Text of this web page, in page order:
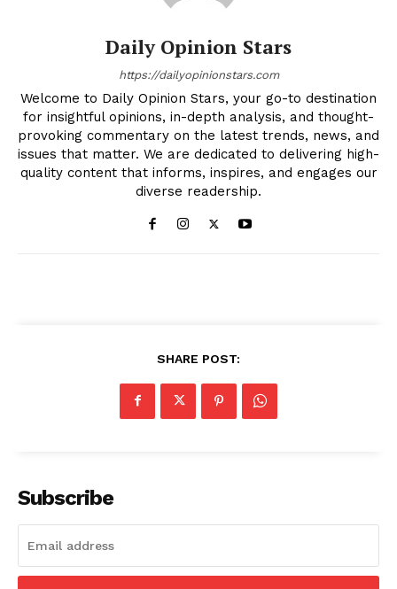
Daily Opinion Stars
https://dailyopinionstars.com
Welcome to Daily Opinion Stars, your go-to destination
for insightful opinions, in-depth analysis, and thought-
provoking commentary on the latest trends, news, and
issues that matter. We are dedicated to delivering high-
quality content that informs, inspires, and engages our
diverse readership.
SHARE POST:
Subscribe